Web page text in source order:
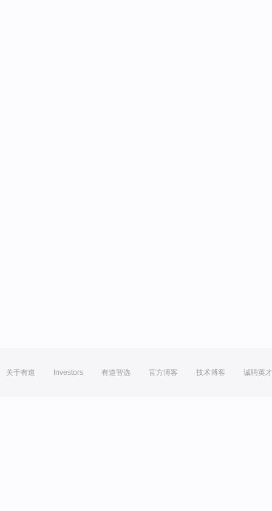
关于有道 Investors 有道智选 官方博客 技术博客 诚聘英才